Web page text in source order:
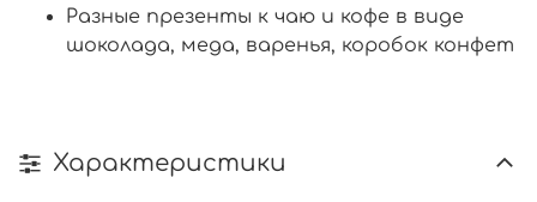
Разные презенты к чаю и кофе в виде
шоколада, меда, варенья, коробок конфет
Характеристики